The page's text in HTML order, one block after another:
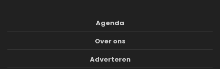
Agenda
Over ons
Adverteren